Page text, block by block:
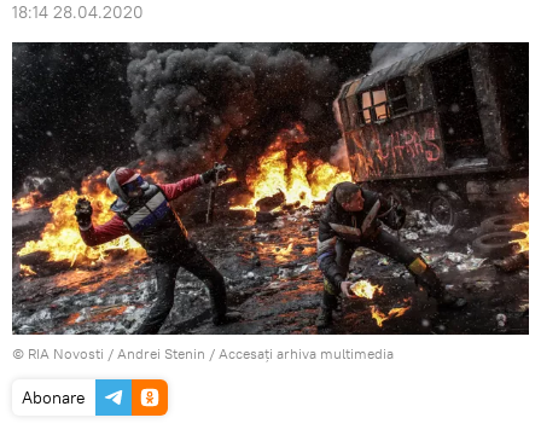
18:14 28.04.2020
© RIA Novosti / Andrei Stenin / Accesați arhiva multimedia
Abonare